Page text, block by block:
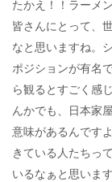
たかえ！！ラーメ
皆さんにとって、
なと思いますね。
ポジションが有名
ら観るとすごく感
んかでも、日本家
意味があるんです
きている人たちっ
いるなぁと思います